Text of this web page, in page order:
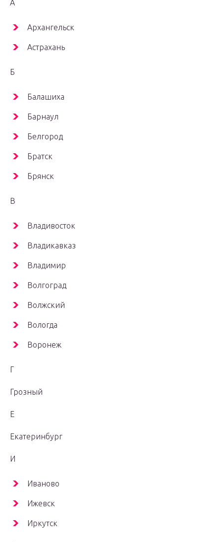
А
Архангельск
Астрахань
Б
Балашиха
Барнаул
Белгород
Братск
Брянск
В
Владивосток
Владикавказ
Владимир
Волгоград
Волжский
Вологда
Воронеж
Г
Грозный
Е
Екатеринбург
И
Иваново
Ижевск
Иркутск